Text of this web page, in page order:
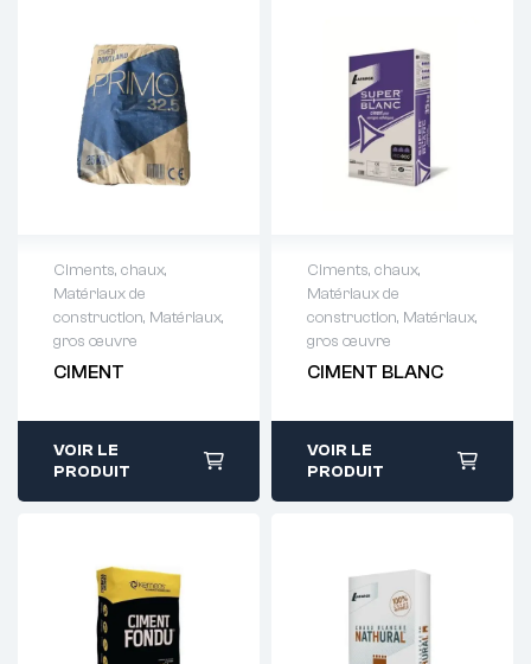
Ciments, chaux,
Matériaux de
construction, Matériaux,
gros œuvre
CIMENT
Demande de
devis : 01 64 88
VOIR LE
PRODUIT
Ciments, chaux,
Matériaux de
construction, Matériaux,
gros œuvre
CIMENT BLANC
Demande de
devis : 01 64 88
VOIR LE
PRODUIT